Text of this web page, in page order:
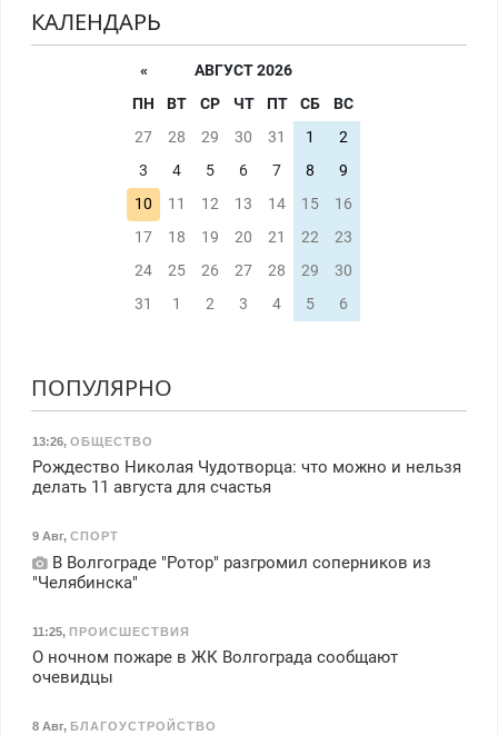
КАЛЕНДАРЬ
«
АВГУСТ 2026
ПН
ВТ СР ЧТ ПТ СБ
ВС
27
28 29 30 31 1
2
3
4 5 6 7 8
9
10
11 12 13 14 15
16
17
18 19 20 21 22
23
24
25 26 27 28 29
30
31
1 2 3 4 5 6
ПОПУЛЯРНО
13:26, ОБЩЕСТВО
Рождество Николая Чудотворца: что можно и нельзя
делать 11 августа для счастья
9 Авг, СПОРТ
В Волгограде "Ротор" разгромил соперников из
"Челябинска"
11:25, ПРОИСШЕСТВИЯ
О ночном пожаре в ЖК Волгограда сообщают
очевидцы
8 Авг, БЛАГОУСТРОЙСТВО